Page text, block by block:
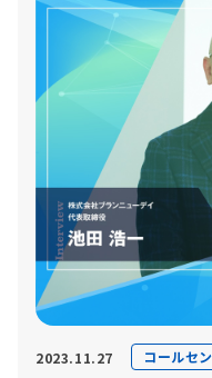
2023.11.27 コールセ